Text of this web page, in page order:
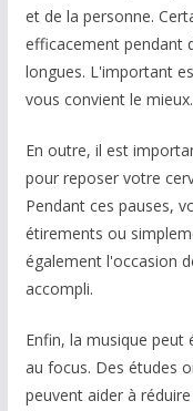
et de la personne.
efficacement pendant
longues. L'important
vous convient le mieux.
En outre, il est
pour reposer votre
Pendant ces pauses,
étirements ou
également l'occasion
accompli.
Enfin, la musique
au focus. Des études
peuvent aider à